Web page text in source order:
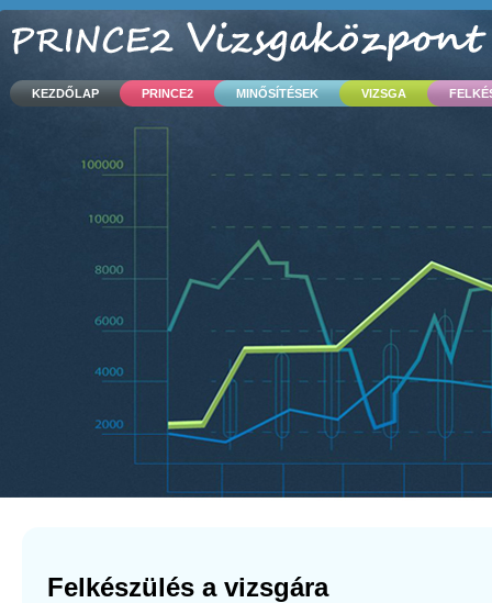
KEZDŐLAP PRINCE2 MINŐSÍTÉSEK VIZSGA
Felkészülés a vizsgára